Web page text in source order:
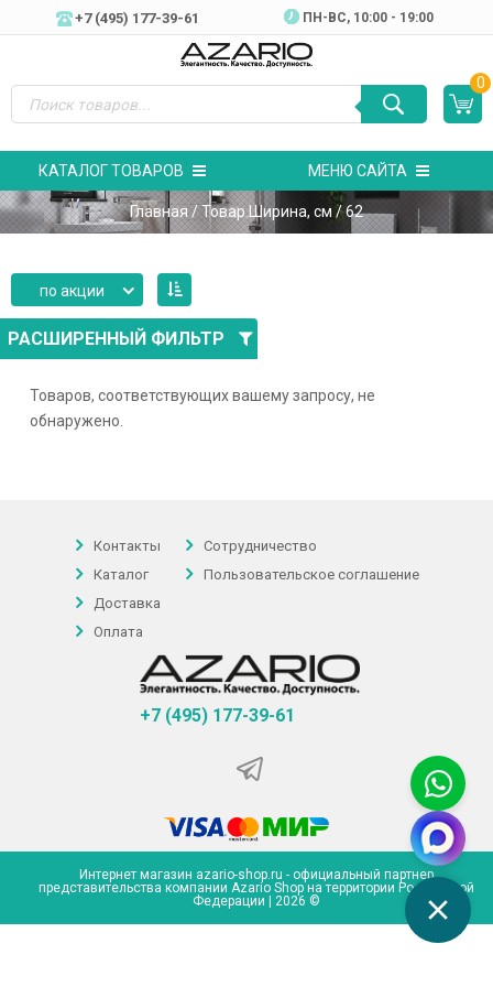
+7 (495) 177-39-61 ПН-ВC, 10:00 - 19:00
0
КАТАЛОГ ТОВАРОВ МЕНЮ САЙТА
Главная/ Товар Ширина, см / 62
РАСШИРЕННЫЙ ФИЛЬТР
по акции
Товаров, соответствующих вашему запросу, не
обнаружено.
Контакты
Каталог
Доставка
Оплата
Сотрудничество
Пользовательское соглашение
+7 (495) 177-39-61
Интернет магазин azario-shop.ru - официальный партнер
представительства компании Azario Shop на территории Российской
Федерации | 2026 ©